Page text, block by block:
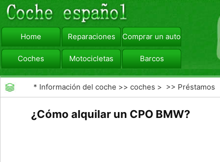
Home Reparaciones Comprar un automóvil
Coches Motocicletas Barcos
viajar Camiones
* Información del coche >>coches > >> Préstamos
¿Cómo alquilar un CPO BMW?